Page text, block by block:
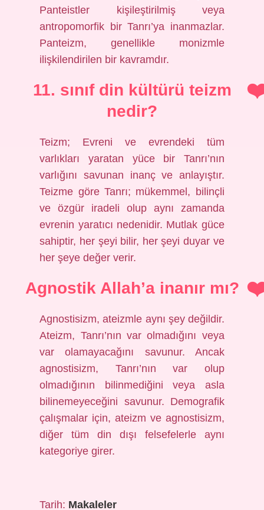
Panteistler kişileştirilmiş veya
antropomorfik bir Tanrı’ya inanmazlar.
Panteizm, genellikle monizmle
ilişkilendirilen bir kavramdır.
11. sınıf din kültürü teizm
nedir?
Teizm; Evreni ve evrendeki tüm
varlıkları yaratan yüce bir Tanrı’nın
varlığını savunan inanç ve anlayıştır.
Teizme göre Tanrı; mükemmel, bilinçli
ve özgür iradeli olup aynı zamanda
evrenin yaratıcı nedenidir. Mutlak güce
sahiptir, her şeyi bilir, her şeyi duyar ve
her şeye değer verir.
Agnostik Allah’a inanır mı?
Agnostisizm, ateizmle aynı şey değildir.
Ateizm, Tanrı’nın var olmadığını veya
var olamayacağını savunur. Ancak
agnostisizm, Tanrı’nın var olup
olmadığının bilinmediğini veya asla
bilinemeyeceğini savunur. Demografik
çalışmalar için, ateizm ve agnostisizm,
diğer tüm din dışı felsefelerle aynı
kategoriye girer.
Tarih: Makaleler